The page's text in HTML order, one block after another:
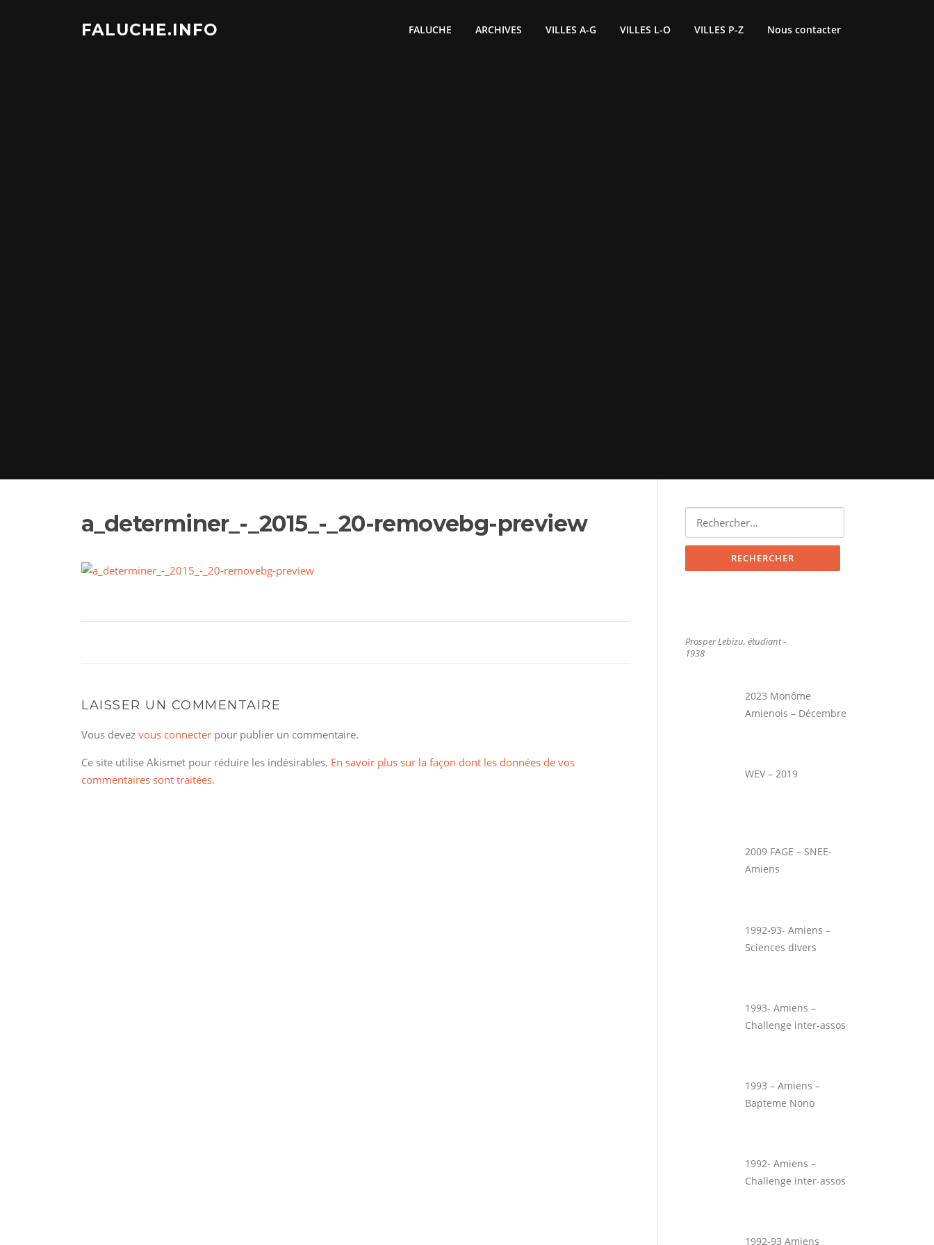
FALUCHE.INFO FALUCHE ARCHIVES VILLES A-G VILLES L-O VILLES P-Z Nous contacter
a_determiner_-_2015_-_20-removebg-preview
LAISSER UN COMMENTAIRE
Vous devez vous connecter pour publier un commentaire.
Ce site utilise Akismet pour réduire les indésirables. En savoir plus sur la façon dont les données de vos
commentaires sont traitées.
Rechercher :
Prosper Lebizu, étudiant -
1938
2023 Monôme
Amienois – Décembre
WEV – 2019
2009 FAGE – SNEE-
Amiens
1992-93- Amiens –
Sciences divers
1993- Amiens –
Challenge inter-assos
1993 – Amiens –
Bapteme Nono
1992- Amiens –
Challenge inter-assos
1992-93 Amiens